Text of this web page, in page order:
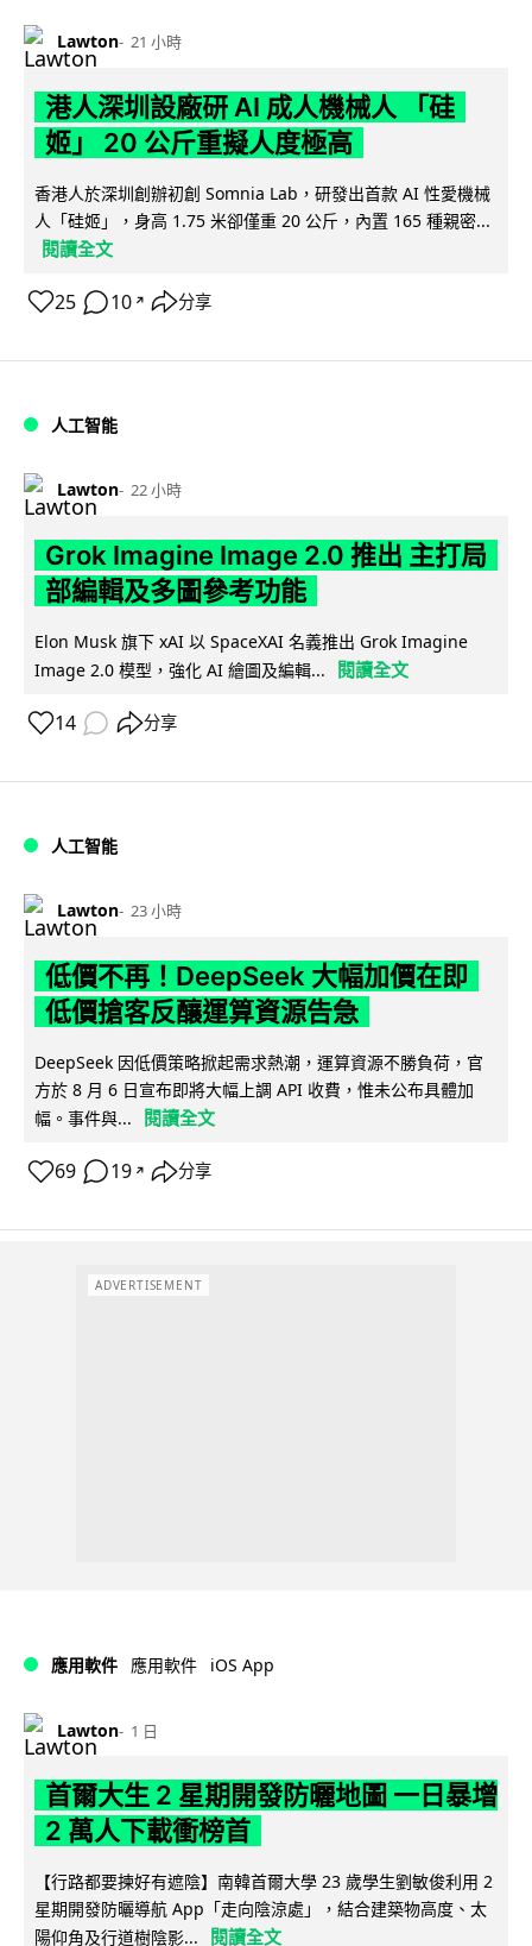
Lawton 21 小時
港人深圳設廠研 AI 成人機械人 「硅
姬」 20 公斤重擬人度極高
香港人於深圳創辦初創 Somnia Lab，研發出首款 AI 性愛機械
人「硅姬」，身高 1.75 米卻僅重 20 公斤，內置 165 種親密...
閱讀全文
25 10 ↗ 分享
人工智能
Lawton 22 小時
Grok Imagine Image 2.0 推出 主打局
部編輯及多圖參考功能
Elon Musk 旗下 xAI 以 SpaceXAI 名義推出 Grok Imagine
Image 2.0 模型，強化 AI 繪圖及編輯...
閱讀全文
14 分享
人工智能
Lawton 23 小時
低價不再！DeepSeek 大幅加價在即
低價搶客反釀運算資源告急
DeepSeek 因低價策略掀起需求熱潮，運算資源不勝負荷，官
方於 8 月 6 日宣布即將大幅上調 API 收費，惟未公布具體加
幅。事件與...
閱讀全文
69 19 ↗ 分享
ADVERTISEMENT
應用軟件 應用軟件 iOS App
Lawton 1 日
首爾大生 2 星期開發防曬地圖 一日暴增
2 萬人下載衝榜首
【行路都要揀好有遮陰】南韓首爾大學 23 歲學生劉敏俊利用 2
星期開發防曬導航 App「走向陰涼處」，結合建築物高度、太
陽仰角及行道樹陰影...
閱讀全文